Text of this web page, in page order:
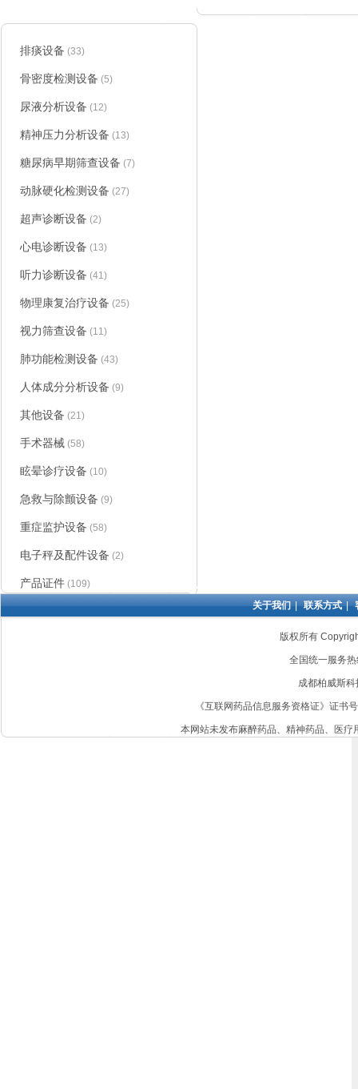
排痰设备 (33)
骨密度检测设备 (5)
尿液分析设备 (12)
精神压力分析设备 (13)
糖尿病早期筛查设备 (7)
动脉硬化检测设备 (27)
超声诊断设备 (2)
心电诊断设备 (13)
听力诊断设备 (41)
物理康复治疗设备 (25)
视力筛查设备 (11)
肺功能检测设备 (43)
人体成分分析设备 (9)
其他设备 (21)
手术器械 (58)
眩晕诊疗设备 (10)
急救与除颤设备 (9)
重症监护设备 (58)
电子秤及配件设备 (2)
产品证件 (109)
防褥疮床垫 |
版权所有
全国统一服务
成都柏威斯
《互联网药品信息服务资格证》证书
本网站未发布麻醉药品、精神药品、医
关于我们 | 联系方式 |